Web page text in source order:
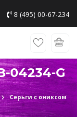
8 (495) 00-67-234
04234-G
Серьги с ониксом